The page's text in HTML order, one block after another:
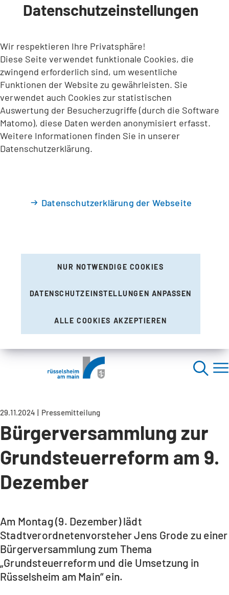
INHALT ANSPRINGEN
Datenschutzeinstellungen
Wir respektieren Ihre Privatsphäre!
Diese Seite verwendet funktionale Cookies, die
zwingend erforderlich sind, um wesentliche
Funktionen der Website zu gewährleisten. Sie
verwendet auch Cookies zur statistischen
Auswertung der Besucherzugriffe (durch die Software
Matomo), diese Daten werden anonymisiert erfasst.
Weitere Informationen finden Sie in unserer
Datenschutzerklärung.
Datenschutzerklärung der Webseite
NUR NOTWENDIGE COOKIES
DATENSCHUTZEINSTELLUNGEN ANPASSEN
ALLE COOKIES AKZEPTIEREN
29.11.2024 Pressemitteilung
Bürgerversammlung zur
Grundsteuerreform am 9.
Dezember
Am Montag (9. Dezember) lädt
Stadtverordnetenvorsteher Jens Grode zu einer
Bürgerversammlung zum Thema
„Grundsteuerreform und die Umsetzung in
Rüsselsheim am Main“ ein.